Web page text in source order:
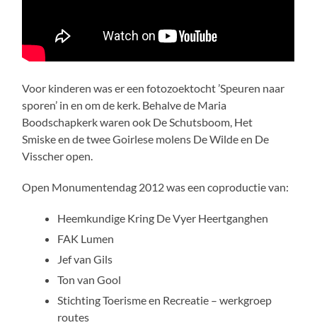
Voor kinderen was er een fotozoektocht ’Speuren naar
sporen’ in en om de kerk. Behalve de Maria
Boodschapkerk waren ook De Schutsboom, Het
Smiske en de twee Goirlese molens De Wilde en De
Visscher open.
Open Monumentendag 2012 was een coproductie van:
Heemkundige Kring De Vyer Heertganghen
FAK Lumen
Jef van Gils
Ton van Gool
Stichting Toerisme en Recreatie – werkgroep
routes